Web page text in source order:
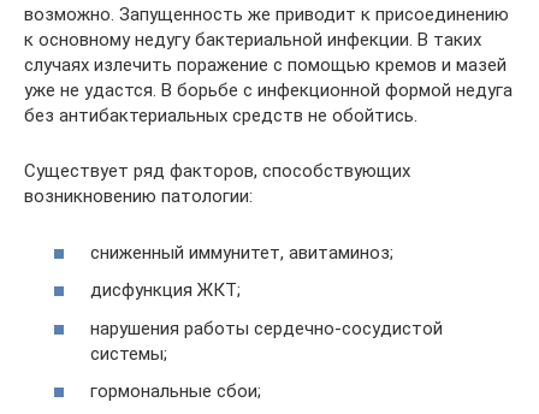
возможно. Запущенность же приводит к присоединению
к основному недугу бактериальной инфекции. В таких
случаях излечить поражение с помощью кремов и мазей
уже не удастся. В борьбе с инфекционной формой недуга
без антибактериальных средств не обойтись.
Существует ряд факторов, способствующих
возникновению патологии:
сниженный иммунитет, авитаминоз;
дисфункция ЖКТ;
нарушения работы сердечно-сосудистой
системы;
гормональные сбои;